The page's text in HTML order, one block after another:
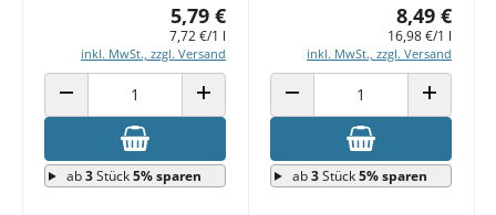
5,79 €
7,72 €/1 l
inkl. MwSt., zzgl. Versand
ANZAHL VERRINGERN ANZAHL ERHÖHEN
ab3Stück5% sparen
8,49 €
16,98 €/1 l
inkl. MwSt., zzgl. Versand
ANZAHL VERRINGERN ANZAHL
ab3Stück5% sparen